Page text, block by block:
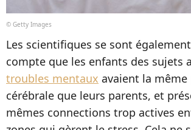
© Getty Images
Les scientifiques se sont
compte que les enfants des sujets
troubles mentaux avaient la
cérébrale que leurs parents, et
mêmes connections trop actives